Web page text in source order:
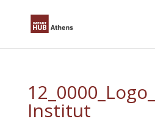
Institut